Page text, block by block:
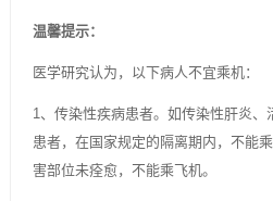
温馨提示：
医学研究认为，以下病人不宜乘机：
1、传染性疾病患者。如传染性肝炎
患者，在国家规定的隔离期内，不能
害部位未痊愈，不能乘飞机。